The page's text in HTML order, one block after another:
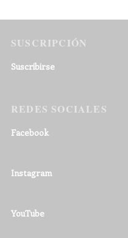
SUSCRIPCIÓN
Suscribirse
REDES SOCIALES
Facebook
Instagram
YouTube